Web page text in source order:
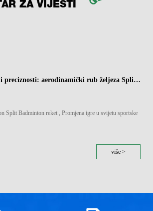
ZA VIJESTI
Oslobađanje snage i preciznosti: aerodinamički rub željeza Split Badminton reketi
Split Badminton reket , Promjena igre u svijetu sportske
više >